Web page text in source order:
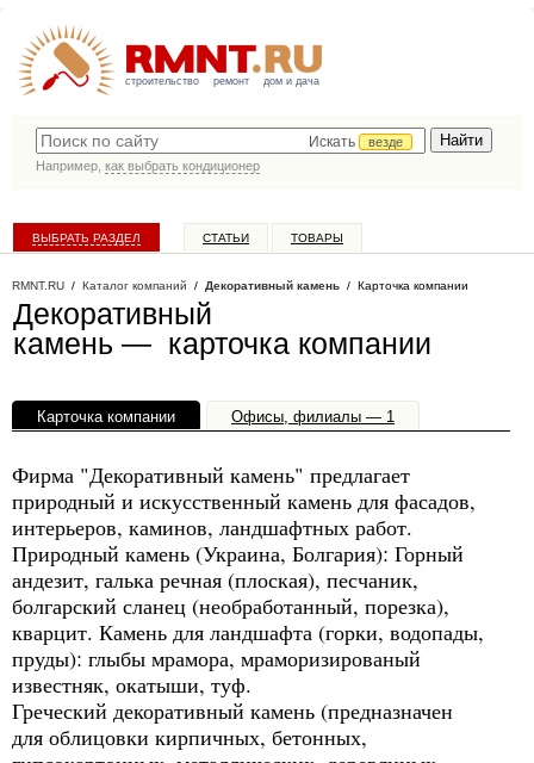
строительство ремонт дом и дача
Искать
везде
Например, как выбрать кондиционер
ВЫБРАТЬ РАЗДЕЛ СТАТЬИ ТОВАРЫ
RMNT.RU / Каталог компаний / Декоративный камень / Карточка компании
Декоративный
камень — карточка компании
Карточка компании Офисы, филиалы — 1
Фирма "Декоративный камень" предлагает
природный и искусственный камень для фасадов,
интерьеров, каминов, ландшафтных работ.
Природный камень (Украина, Болгария): Горный
андезит, галька речная (плоская), песчаник,
болгарский сланец (необработанный, порезка),
кварцит. Камень для ландшафта (горки, водопады,
пруды): глыбы мрамора, мраморизированый
известняк, окатыши, туф.
Греческий декоративный камень (предназначен
для облицовки кирпичных, бетонных,